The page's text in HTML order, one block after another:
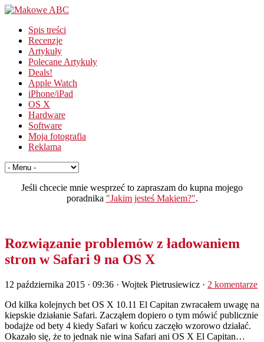
Spis treści
Recenzje
Artykuły
Polecane Artykuły
Deals!
Apple Watch
iPhone/iPad
OS X
Hardware
Software
Moja fotografia
Reklama
Jeśli chcecie mnie wesprzeć to zapraszam do kupna mojego
poradnika "Jakim jesteś Makiem?".
Rozwiązanie problemów z ładowaniem
stron w Safari 9 na OS X
12 października 2015 · 09:36 · Wojtek Pietrusiewicz · 2 komentarze
Od kilka kolejnych bet OS X 10.11 El Capitan zwracałem uwagę na
kiepskie działanie Safari. Zacząłem dopiero o tym mówić publicznie
bodajże od bety 4 kiedy Safari w końcu zaczęło wzorowo działać.
Okazało się, że to jednak nie wina Safari ani OS X El Capitan…